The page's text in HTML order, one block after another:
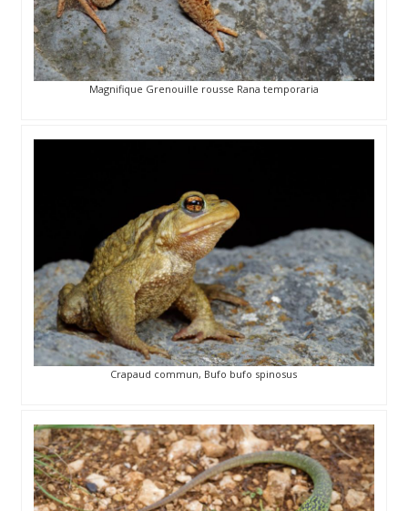
Magnifique Grenouille rousse Rana temporaria
Crapaud commun, Bufo bufo spinosus